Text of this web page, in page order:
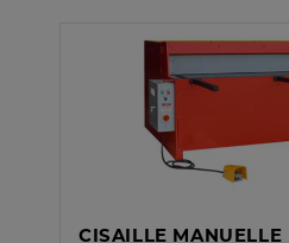
CISAILLE MANUELLE